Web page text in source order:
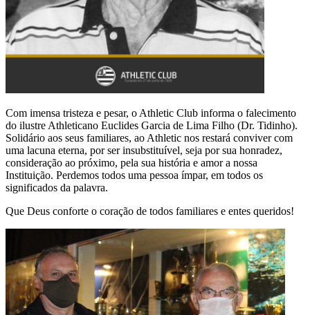
Com imensa tristeza e pesar, o Athletic Club informa o falecimento
do ilustre Athleticano Euclides Garcia de Lima Filho (Dr. Tidinho).
Solidário aos seus familiares, ao Athletic nos restará conviver com
uma lacuna eterna, por ser insubstituível, seja por sua honradez,
consideração ao próximo, pela sua história e amor a nossa
Instituição. Perdemos todos uma pessoa ímpar, em todos os
significados da palavra.
Que Deus conforte o coração de todos familiares e entes queridos!